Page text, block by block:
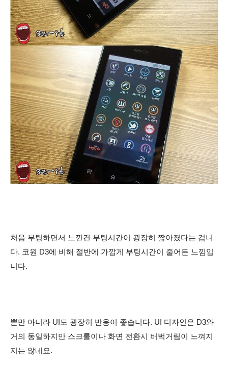
처음 부팅하면서 느낀건 부팅시간이 굉장히 짧아졌다는 겁니
다. 코원 D3에 비해 절반에 가깝게 부팅시간이 줄어든 느낌입
니다.
뿐만 아니라 UI도 굉장히 반응이 좋습니다. UI 디자인은 D3와
거의 동일하지만 스크롤이나 화면 전환시 버벅거림이 느껴지
지는 않네요.